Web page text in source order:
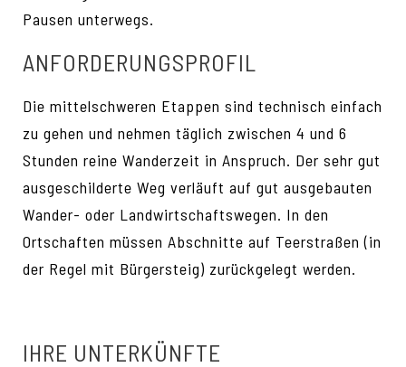
Pausen unterwegs.
ANFORDERUNGSPROFIL
Die mittelschweren Etappen sind technisch einfach
zu gehen und nehmen täglich zwischen 4 und 6
Stunden reine Wanderzeit in Anspruch. Der sehr gut
ausgeschilderte Weg verläuft auf gut ausgebauten
Wander- oder Landwirtschaftswegen. In den
Ortschaften müssen Abschnitte auf Teerstraßen (in
der Regel mit Bürgersteig) zurückgelegt werden.
IHRE UNTERKÜNFTE